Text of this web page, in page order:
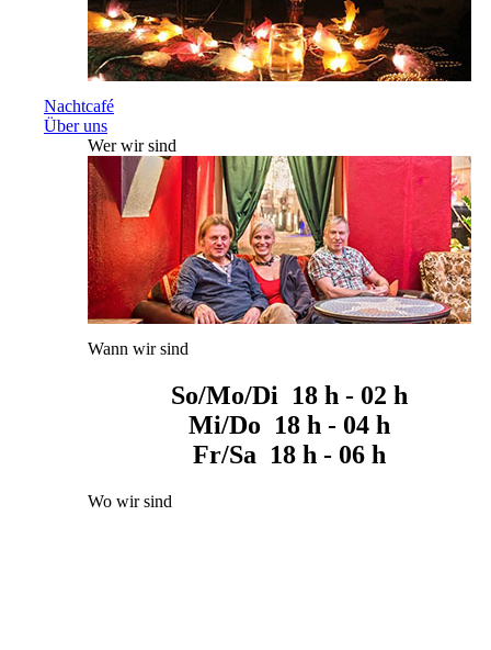
Nachtcafé
Über uns
Wer wir sind
Wann wir sind
So/Mo/Di 18 h - 02 h
Mi/Do 18 h - 04 h
Fr/Sa 18 h - 06 h
Wo wir sind